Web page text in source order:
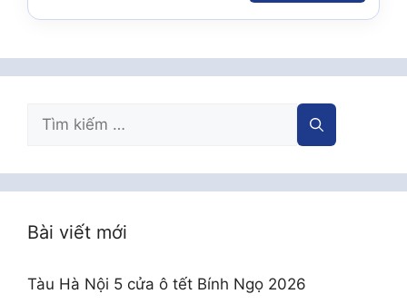
Tìm
Bài viết mới
Tàu Hà Nội 5 cửa ô tết Bính Ngọ 2026